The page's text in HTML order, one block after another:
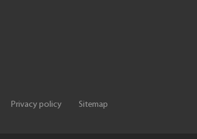
Privacy policy Sitemap